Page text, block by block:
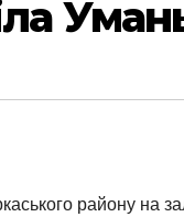
району на